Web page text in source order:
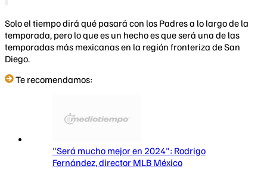
Solo el tiempo dirá qué pasará con los Padres a lo largo de la
temporada, pero lo que es un hecho es que será una de las
temporadas más mexicanas en la región fronteriza de San
Diego.
Te recomendamos:
"Será mucho mejor en 2024": Rodrigo
Fernández, director MLB México